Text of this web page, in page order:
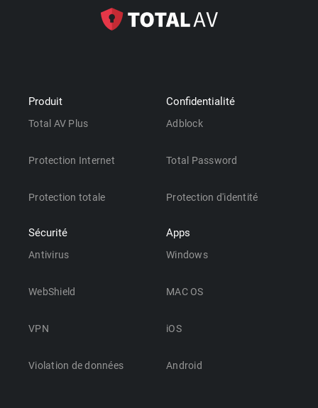
Produit
Total AV Plus
Protection Internet
Protection totale
Sécurité
Antivirus
WebShield
VPN
Violation de données
Confidentialité
Adblock
Total Password
Protection d'identité
Apps
Windows
MAC OS
iOS
Android